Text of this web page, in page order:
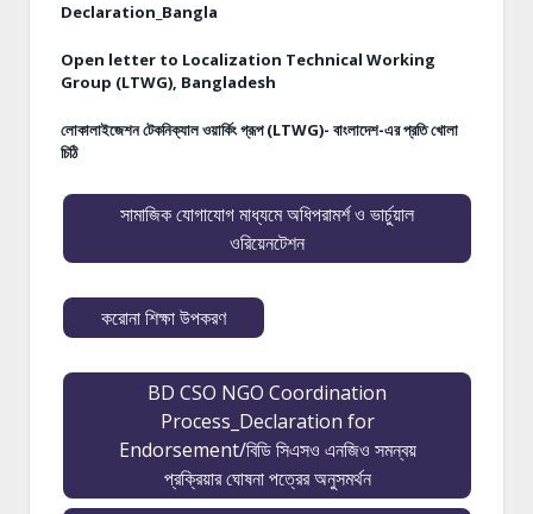
Declaration_Bangla
Open letter to Localization Technical Working
Group (LTWG), Bangladesh
লোকালাইজেশন টেকনিক্যাল ওয়ার্কিং গ্রূপ (LTWG)- বাংলাদেশ-এর প্রতি খোলা
চিঠি
সামাজিক যোগাযোগ মাধ্যমে অধিপরামর্শ ও ভার্চুয়াল
ওরিয়েনটেশন
করোনা শিক্ষা উপকরণ
BD CSO NGO Coordination
Process_Declaration for
Endorsement/বিডি সিএসও এনজিও সমন্বয়
প্রক্রিয়ার ঘোষনা পত্রের অনুসমর্থন